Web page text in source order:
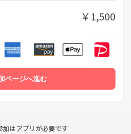
￥1,500
ページへ進む
加はアプリが必要です